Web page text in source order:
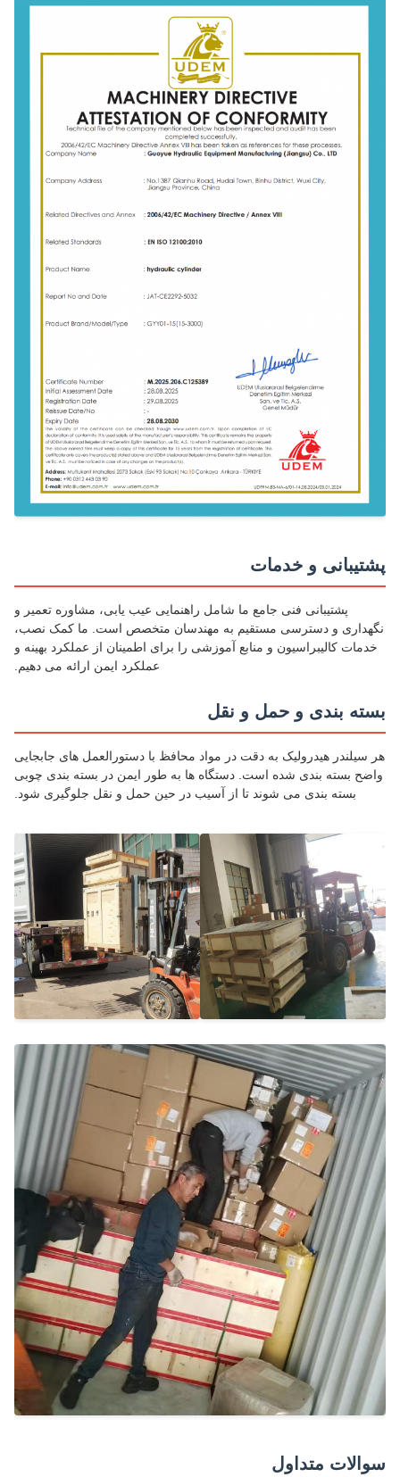
و خدمات
پشتیبانی فنی جامع ما شامل راهنمایی عیب یابی، مشاوره تعمیر و
و دسترسی مستقیم به مهندسان متخصص است. ما کمک نصب،
کالیبراسیون و منابع آموزشی را برای اطمینان از عملکرد بهینه و
عملکرد ایمن ارائه می دهیم.
بندی و حمل و نقل
هیدرولیک به دقت در مواد محافظ با دستورالعمل های جابجایی
بسته بندی شده است. دستگاه ها به طور ایمن در بسته بندی چوبی
بسته بندی می شوند تا از آسیب در حین حمل و نقل جلوگیری شود.
متداول